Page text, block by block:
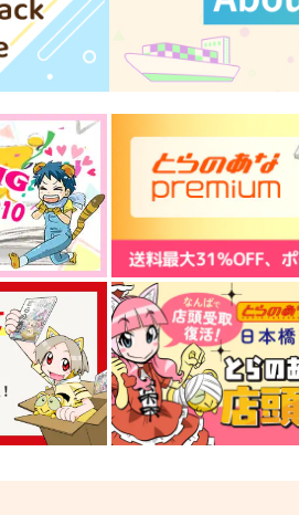
作品詳細 サンプル